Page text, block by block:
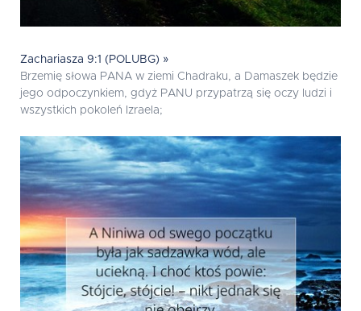
Zachariasza 9:1 (POLUBG) »
Brzemię słowa PANA w ziemi Chadraku, a Damaszek będzie
jego odpoczynkiem, gdyż PANU przypatrzą się oczy ludzi i
wszystkich pokoleń Izraela;